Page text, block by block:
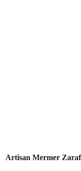
Artisan Mermer